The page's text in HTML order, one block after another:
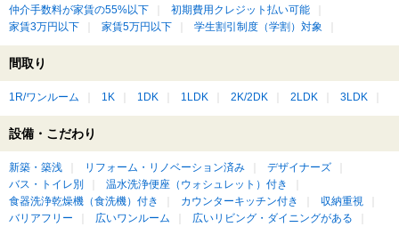
仲介手数料が家賃の55%以下
初期費用クレジット払い可能
家賃3万円以下
家賃5万円以下 学生割引制度（学割）対象
間取り
1R/ワンルーム 1K 1DK 1LDK 2K/2DK 2LDK 3LDK
設備・こだわり
新築・築浅 リフォーム・リノベーション済み
デザイナーズ
バス・トイレ別
温水洗浄便座（ウォシュレット）付き
食器洗浄乾燥機（食洗機）付き
カウンターキッチン付き
収納重視
バリアフリー
広いワンルーム
広いリビング・ダイニングがある